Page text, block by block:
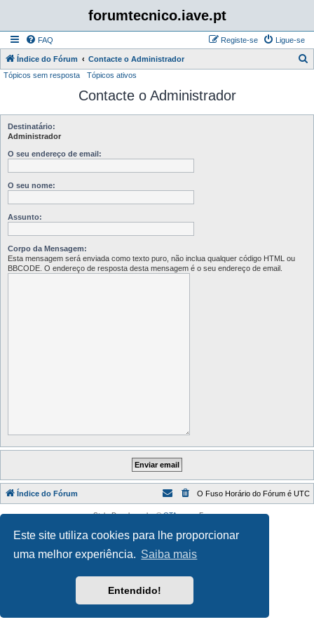
Este site utiliza cookies para lhe proporcionar
uma melhor experiência. Saiba mais
Entendido!
forumtecnico.iave.pt
FAQ Ligue-se
Registe-se
Índice do Fórum Contacte o Administrador
Tópicos sem resposta Tópicos ativos
Contacte o Administrador
Destinatário:
Administrador
O seu endereço de email:
O seu nome:
Assunto:
Corpo da Mensagem:
Esta mensagem será enviada como texto puro, não inclua qualquer código HTML ou
BBCODE. O endereço de resposta desta mensagem é o seu endereço de email.
Índice do Fórum O Fuso Horário do Fórum é UTC
Style Developer by ©GTA gameForum.
Traduzido por: phpBB Portugal
Privacidade
Termos